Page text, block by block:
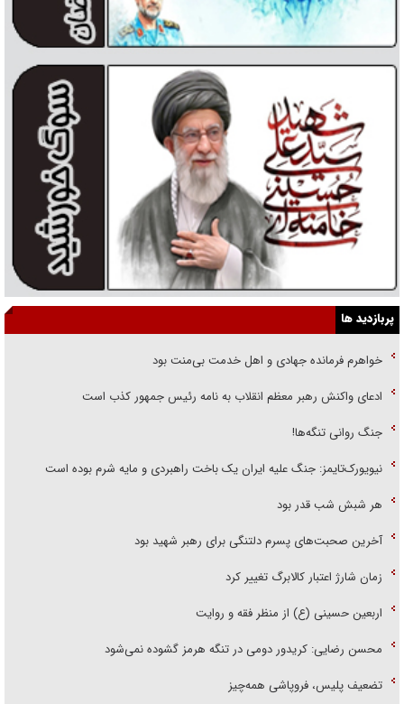
پربازدید ها
خواهرم فرمانده جهادی و اهل خدمت بی‌منت بود
ادعای واکنش رهبر معظم انقلاب به نامه رئیس جمهور کذب است
جنگ روانی تنگه‌ها!
نیویورک‌تایمز: جنگ علیه ایران یک باخت راهبردی و مایه شرم بوده است
هر شبش شب قدر بود
آخرین صحبت‌های پسرم دلتنگی برای رهبر شهید بود
زمان شارژ اعتبار کالابرگ تغییر کرد
اربعین حسینی (ع) از منظر فقه و روایت
محسن رضایی: کریدور دومی در تنگه هرمز گشوده نمی‌شود
تضعیف پلیس، فروپاشی همه‌چیز